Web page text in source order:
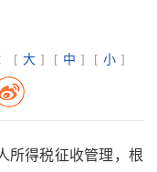
[ 大 ] [ 中 ] [ 小 ]
所得税征收管理，根